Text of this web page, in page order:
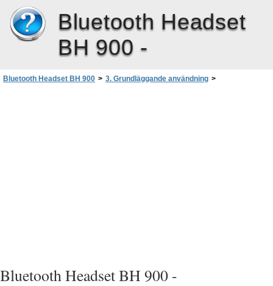
Bluetooth Headset
BH 900 -
Bluetooth Headset BH 900 > 3. Grundläggande användning >
Bluetooth Headset BH 900 -